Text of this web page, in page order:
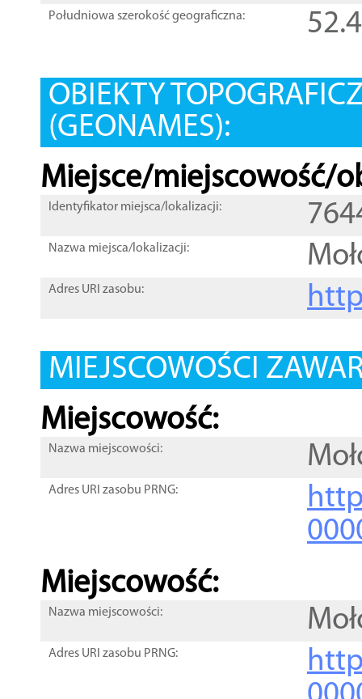
Południowa szerokość geograficzna:
OBIEKTY
(GEONAMES):
Miejsce/miejscowość/
Identyfikator miejsca/lokalizacji:
Nazwa miejsca/lokalizacji:
Adres URI zasobu:
MIEJSCOWOŚCI
Miejscowość:
Nazwa miejscowości:
Adres URI zasobu PRNG:
Miejscowość:
Nazwa miejscowości:
Adres URI zasobu PRNG: